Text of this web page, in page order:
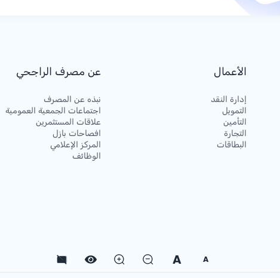
الأعمال
إدارة النقد
التمويل
التأمين
التجارة
البطاقات
عن مصرف الراجحي
نبذه عن المصرف
اجتماعات الجمعية العمومية
علاقات المستثمرين
افصاحات بازل
المركز الإعلامي
الوظائف
A
A